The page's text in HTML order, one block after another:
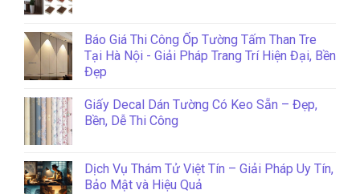
Báo Giá Thi Công Ốp Tường Tấm Than Tre
Tại Hà Nội - Giải Pháp Trang Trí Hiện Đại, Bền
Đẹp
Giấy Decal Dán Tường Có Keo Sẵn – Đẹp,
Bền, Dễ Thi Công
Dịch Vụ Thám Tử Việt Tín – Giải Pháp Uy Tín,
Bảo Mật và Hiệu Quả